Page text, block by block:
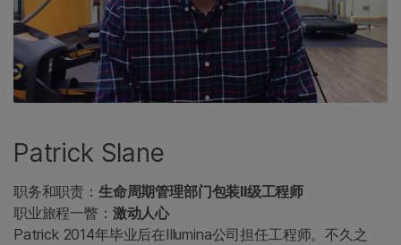
Patrick Slane
职务和职责： 生命周期管理部门包装II级工程师
职业旅程一瞥： 激动人心
Patrick 2014年毕业后在Illumina公司担任工程师。不久之